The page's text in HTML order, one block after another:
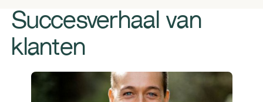
Succesverhaal van
klanten